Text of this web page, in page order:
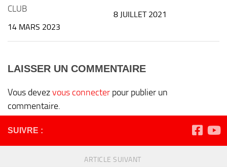
CLUB
14 MARS 2023
8 JUILLET 2021
LAISSER UN COMMENTAIRE
Vous devezvous connecter pour publier un
commentaire.
SUIVRE :
ARTICLE SUIVANT